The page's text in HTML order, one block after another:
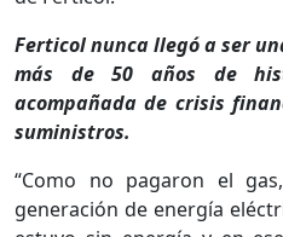
Ferticol nunca llegó a ser
más de 50 años de
acompañada de crisis
suministros.
“Como no pagaron el
generación de energía